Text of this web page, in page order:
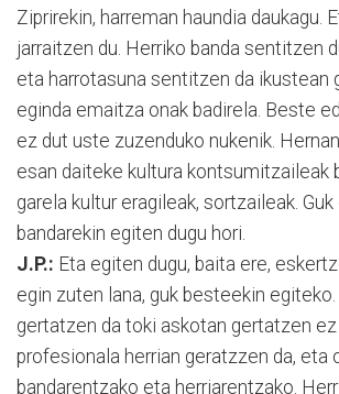
Ziprirekin, harreman haundia daukagu.
ja­rrai­tzen du. Herriko banda sentitzen
eta harrotasuna sen­ti­tzen da ikustean
eginda emai­tza onak badirela. Beste
ez dut uste zuzenduko nukenik.
esan daiteke kul­tu­ra kontsumitzaileak
ga­re­la kultur eragileak, sortzaileak. Guk
bandarekin egiten dugu hori.
J.P.: Eta egiten dugu, baita ere,
egin zuten lana, guk besteekin
gertatzen da toki askotan gertatzen ez
profesionala herrian geratzzen da, eta
bandarentzako eta he­rria­ren­tzako.